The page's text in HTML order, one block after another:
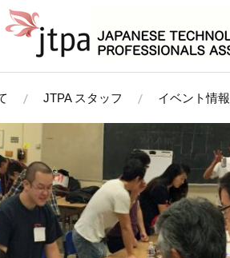
JTPA スタッフ イベント情報